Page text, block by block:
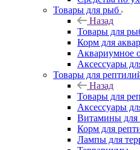
Товары для рыб
Назад
Товары для
Корм для
Аквариумное
Аксессуары
Товары для
Назад
Товары для
Аксессуары
Витамины для
Корм для
Лампы для